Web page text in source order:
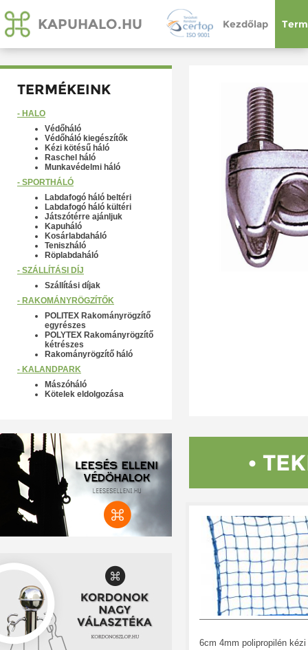
KAPUHALO.HU Kezdőlap
TERMÉKEINK
- HÁLÓ
Védőháló
Védőháló kiegészítők
Kézi kötésű háló
Raschel háló
Munkavédelmi háló
- SPORTHÁLÓ
Labdafogó háló beltéri
Labdafogó háló kültéri
Játszótérre ajánljuk
Kapuháló
Kosárlabdaháló
Teniszháló
Röplabdaháló
- SZÁLLÍTÁSI DÍJ
Szállítási díjak
- RAKOMÁNYRÖGZÍTŐK
POLITEX Rakományrögzítő
egyrészes
POLYTEX Rakományrögzítő
kétrészes
Rakományrögzítő háló
- KALANDPARK
Mászóháló
Kötelek eldolgozása
•